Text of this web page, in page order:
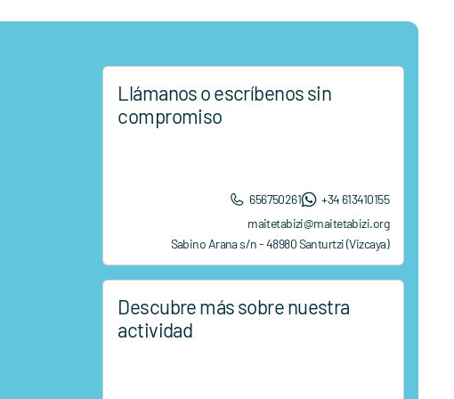
Llámanos o escríbenos sin
compromiso
656750261
+34 613410155
maitetabizi@maitetabizi.org
Sabino Arana s/n - 48980 Santurtzi (Vizcaya)
Descubre más sobre nuestra
actividad